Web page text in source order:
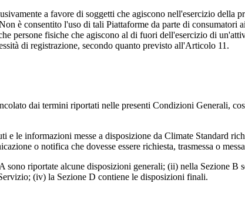
a favore di soggetti che agiscono nell'esercizio della
è consentito l'uso di tali Piattaforme da parte di
persone fisiche che agiscono al di fuori dell'esercizio di
di registrazione, secondo quanto previsto all'Articolo 11.
dai termini riportati nelle presenti Condizioni Generali,
le informazioni messe a disposizione da Climate Standard
o notifica che dovesse essere richiesta, trasmessa o
sono riportate alcune disposizioni generali; (ii) nella Sezione
(iv) la Sezione D contiene le disposizioni finali.